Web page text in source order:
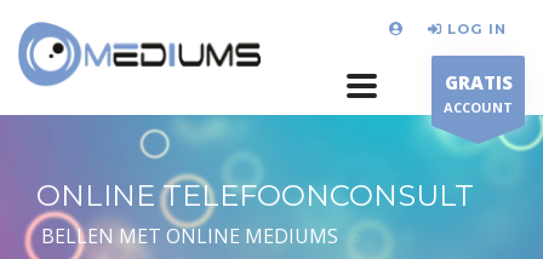
LOG IN
GRATIS
ACCOUNT
ONLINE TELEFOONCONSULT
BELLEN MET ONLINE MEDIUMS